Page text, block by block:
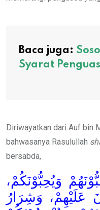
Baca juga:
Syarat
Diriwayatkan dari Auf bin
bahwasanya Rasulullah
bersabda,
وَيُحِبُّوْنَكُمْ،
عَلَيْهِمْ، وَشِرَارُ